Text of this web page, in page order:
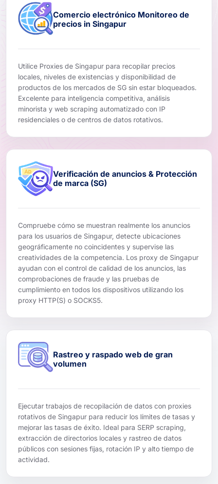
Comercio electrónico Monitoreo de
precios in Singapur
Utilice Proxies de Singapur para recopilar precios
locales, niveles de existencias y disponibilidad de
productos de los mercados de SG sin estar bloqueados.
Excelente para inteligencia competitiva, análisis
minorista y web scraping automatizado con IP
residenciales o de centros de datos rotativos.
Verificación de anuncios & Protección
de marca (SG)
Compruebe cómo se muestran realmente los anuncios
para los usuarios de Singapur, detecte ubicaciones
geográficamente no coincidentes y supervise las
creatividades de la competencia. Los proxy de Singapur
ayudan con el control de calidad de los anuncios, las
comprobaciones de fraude y las pruebas de
cumplimiento en todos los dispositivos utilizando los
proxy HTTP(S) o SOCKS5.
Rastreo y raspado web de gran
volumen
Ejecutar trabajos de recopilación de datos con proxies
rotativos de Singapur para reducir los límites de tasas y
mejorar las tasas de éxito. Ideal para SERP scraping,
extracción de directorios locales y rastreo de datos
públicos con sesiones fijas, rotación IP y alto tiempo de
actividad.